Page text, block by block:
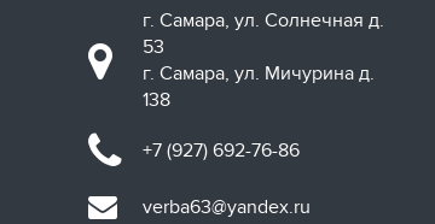
г. Самара, ул. Солнечная д.
53
г. Самара, ул. Мичурина д.
138
+7 (927) 692-76-86
verba63@yandex.ru